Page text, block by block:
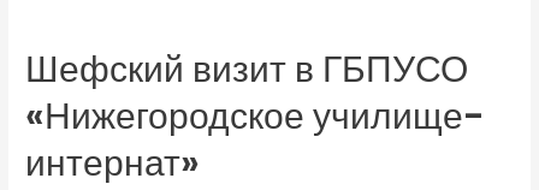
Шефский визит в ГБПУСО
«Нижегородское училище-
интернат»